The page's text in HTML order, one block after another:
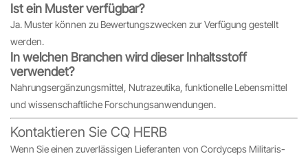
Ist ein Muster verfügbar?
Ja. Muster können zu Bewertungszwecken zur Verfügung gestellt
werden.
In welchen Branchen wird dieser Inhaltsstoff
verwendet?
Nahrungsergänzungsmittel, Nutrazeutika, funktionelle Lebensmittel
und wissenschaftliche Forschungsanwendungen.
Kontaktieren Sie CQ HERB
Wenn Sie einen zuverlässigen Lieferanten von Cordyceps Militaris-